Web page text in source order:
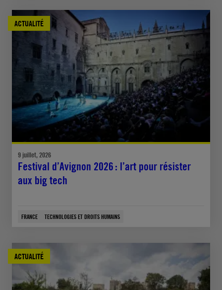
ACTUALITÉ
9 juillet, 2026
Festival d’Avignon 2026 : l’art pour résister
aux big tech
FRANCE TECHNOLOGIES ET DROITS HUMAINS
ACTUALITÉ